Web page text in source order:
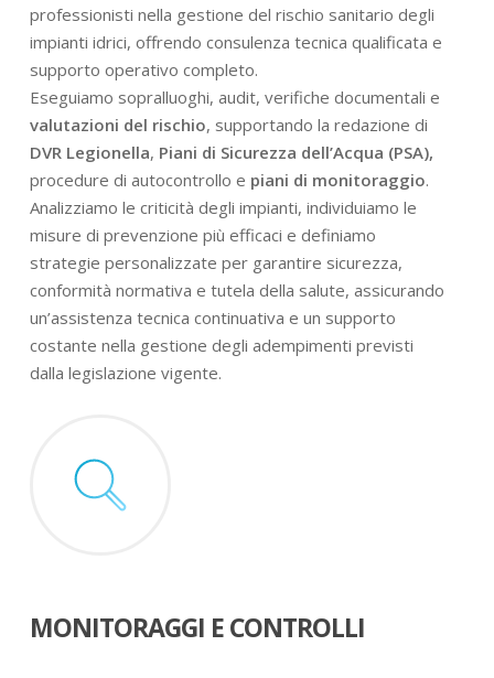
professionisti nella gestione del rischio sanitario degli
impianti idrici, offrendo consulenza tecnica qualificata e
supporto operativo completo.
Eseguiamo sopralluoghi, audit, verifiche documentali e
valutazioni del rischio, supportando la redazione di
DVR Legionella, Piani di Sicurezza dell’Acqua (PSA),
procedure di autocontrollo e piani di monitoraggio.
Analizziamo le criticità degli impianti, individuiamo le
misure di prevenzione più efficaci e definiamo
strategie personalizzate per garantire sicurezza,
conformità normativa e tutela della salute, assicurando
un’assistenza tecnica continuativa e un supporto
costante nella gestione degli adempimenti previsti
dalla legislazione vigente.
MONITORAGGI E CONTROLLI